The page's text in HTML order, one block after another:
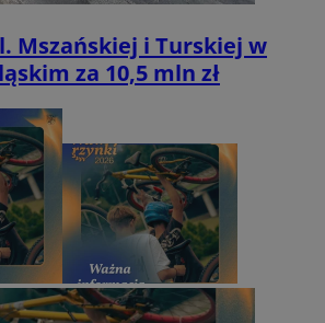
Mszańskiej i Turskiej w
za 10,5 mln zł